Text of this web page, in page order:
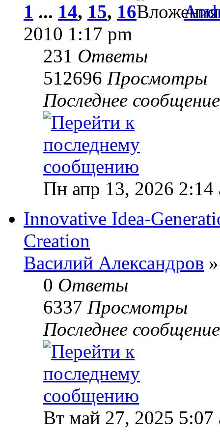
1 ... 14, 15, 16
2010 1:17 pm
231 Ответы
512696 Просмотры
Последнее
Пн апр 13, 2026 2:14
Innovative Idea-
Creation
Василий Александров
0 Ответы
6337 Просмотры
Последнее
Вт май 27, 2025 5:07